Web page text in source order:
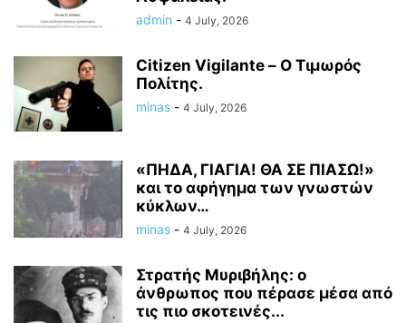
admin - 4 July, 2026
Citizen Vigilante – Ο Τιμωρός
Πολίτης.
minas - 4 July, 2026
«ΠΗΔΑ, ΓΙΑΓΙΑ! ΘΑ ΣΕ ΠΙΑΣΩ!»
και το αφήγημα των γνωστών
κύκλων…
minas - 4 July, 2026
Στρατής Μυριβήλης: ο
άνθρωπος που πέρασε μέσα από
τις πιο σκοτεινές...